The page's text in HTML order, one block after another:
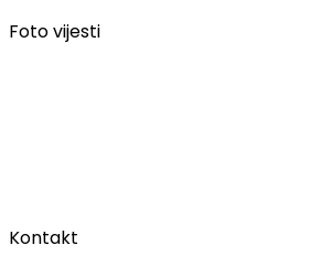
Foto vijesti
Kontakt